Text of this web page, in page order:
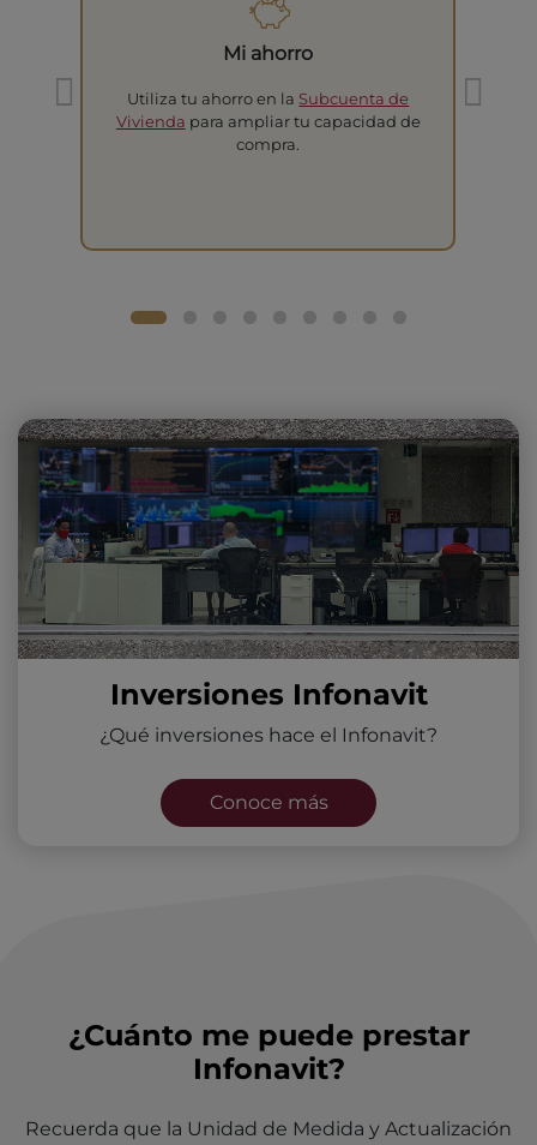
Mi ahorro
Utiliza tu ahorro en la Subcuenta de
Vivienda para ampliar tu capacidad de
compra.
Inversiones Infonavit
¿Qué inversiones hace el Infonavit?
Conoce más
¿Cuánto me puede prestar
Infonavit?
Recuerda que la Unidad de Medida y Actualización